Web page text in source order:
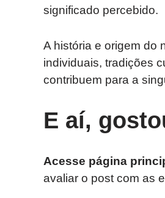
significado percebido.
A história e origem do
individuais, tradições
contribuem para a
E aí,
Acesse página
avaliar o post com as